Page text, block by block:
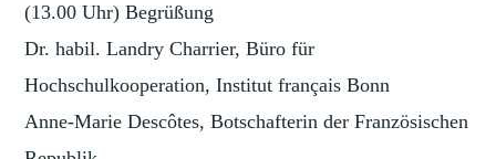
(13.00 Uhr) Begrüßung
Dr. habil. Landry Charrier, Büro für
Hochschulkooperation, Institut français Bonn
Anne-Marie Descôtes, Botschafterin der Französischen